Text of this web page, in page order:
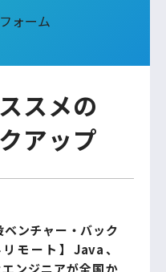
ォーム
スメの
アップ
ベンチャー・バック
モート】Java、
ンジニアが全国か